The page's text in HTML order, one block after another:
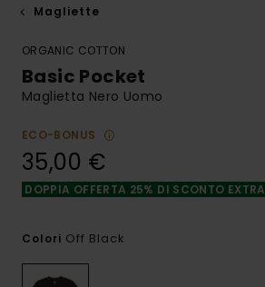
Magliette
ORGANIC COTTON
Basic Pocket
Maglietta Nero Uomo
ECO-BONUS
35,00 €
DOPPIA OFFERTA 25% DI SCONTO EXTRA
Colori Off Black